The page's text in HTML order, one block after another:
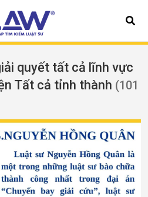
quyết tất cả lĩnh vực
Tất cả tỉnh thành (101